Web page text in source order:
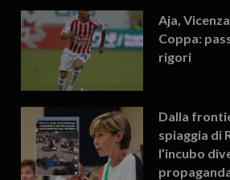
Aja,
Coppa:
rigori
Dalla
spiaggia di
l’incubo